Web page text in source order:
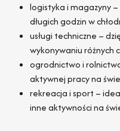
logistyka i magazyny
długich godzin w
usługi techniczne –
wykonywaniu różnych
ogrodnictwo i
aktywnej pracy na
rekreacja i sport –
inne aktywności na